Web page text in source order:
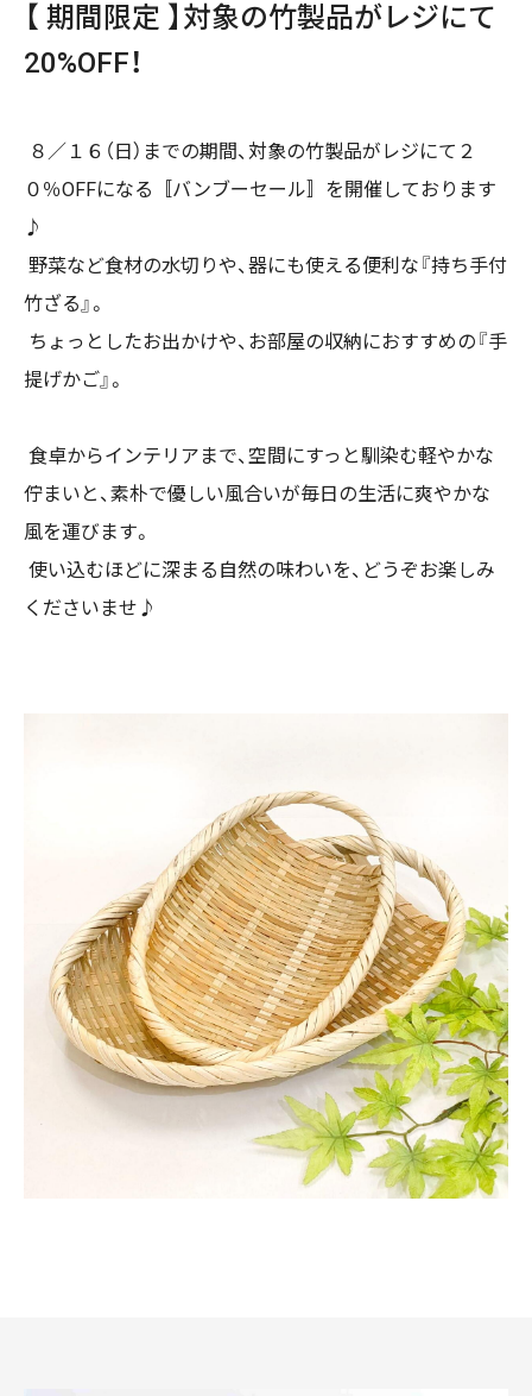
【 期間限定 】対象の竹製品がレジにて
20%OFF！
８／１６（日）までの期間、対象の竹製品がレジにて２
０％OFFになる〚バンブーセール〛を開催しております
♪
野菜など食材の水切りや、器にも使える便利な『持ち手付
竹ざる』。
ちょっとしたお出かけや、お部屋の収納におすすめの『手
提げかご』。
食卓からインテリアまで、空間にすっと馴染む軽やかな
佇まいと、素朴で優しい風合いが毎日の生活に爽やかな
風を運びます。
使い込むほどに深まる自然の味わいを、どうぞお楽しみ
くださいませ♪